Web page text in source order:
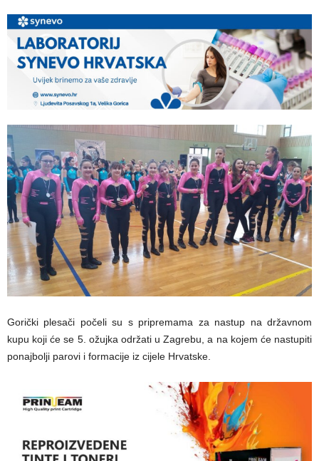
Gorički plesači počeli su s pripremama za nastup na državnom
kupu koji će se 5. ožujka održati u Zagrebu, a na kojem će nastupiti
ponajbolji parovi i formacije iz cijele Hrvatske.